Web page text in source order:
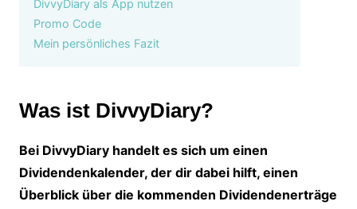
DivvyDiary als App nutzen
Promo Code
Mein persönliches Fazit
Was ist DivvyDiary?
Bei DivvyDiary handelt es sich um einen
Dividendenkalender, der dir dabei hilft, einen
Überblick über die kommenden Dividendenerträge